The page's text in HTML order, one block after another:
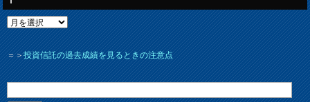
＝＞投資信託の過去成績を見るときの注意点